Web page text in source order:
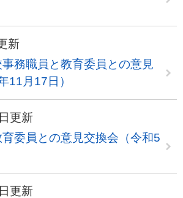
新
務職員と教育委員との意見
11月17日）
更新
委員との意見交換会（令和5
更新